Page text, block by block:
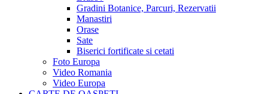
Gradini Botanice, Parcuri, Rezervatii
Manastiri
Orase
Sate
Biserici fortificate si cetati
Foto Europa
Video Romania
Video Europa